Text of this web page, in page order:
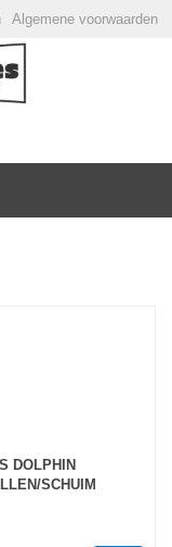
Algemene voorwaarden
DOLPHIN
SCHUIM